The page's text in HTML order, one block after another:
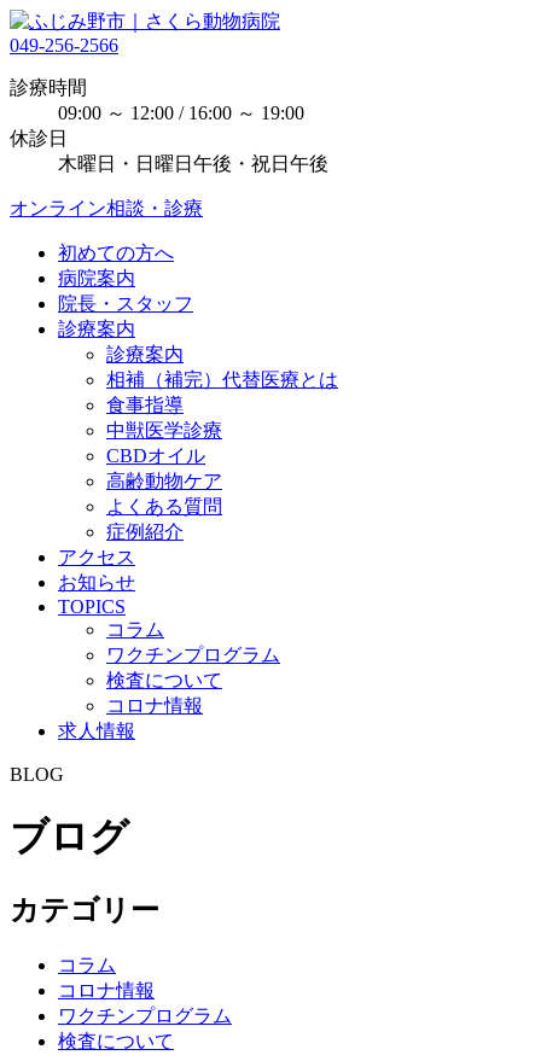
049-256-2566
診療時間
09:00 ～ 12:00 / 16:00 ～ 19:00
休診日
木曜日・日曜日午後・祝日午後
オンライン相談・診療
初めての方へ
病院案内
院長・スタッフ
診療案内
診療案内
相補（補完）代替医療とは
食事指導
中獣医学診療
CBDオイル
高齢動物ケア
よくある質問
症例紹介
アクセス
お知らせ
TOPICS
コラム
ワクチンプログラム
検査について
コロナ情報
求人情報
BLOG
ブログ
カテゴリー
コラム
コロナ情報
ワクチンプログラム
検査について